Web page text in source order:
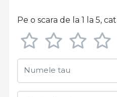
Pe o scara de la 1 la 5,
Numele tau